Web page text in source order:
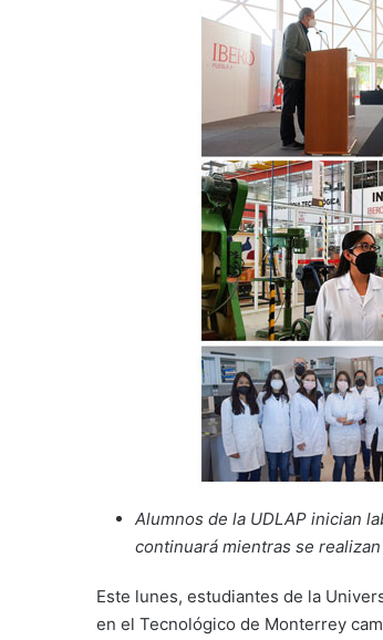
Alumnos de la UDLAP inician
continuará mientras se
Este lunes, estudiantes de la
en el Tecnológico de Monterrey